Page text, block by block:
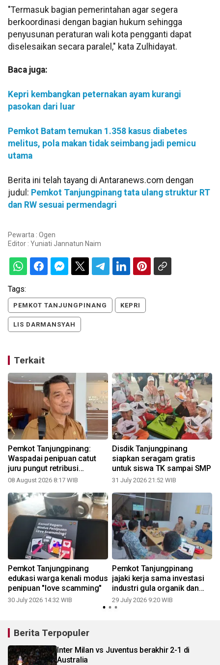
"Termasuk bagian pemerintahan agar segera
berkoordinasi dengan bagian hukum sehingga
penyusunan peraturan wali kota pengganti dapat
diselesaikan secara paralel," kata Zulhidayat.
Baca juga:
Kepri kembangkan peternakan ayam kurangi
pasokan dari luar
Pemkot Batam temukan 1.358 kasus diabetes
melitus, pola makan tidak seimbang jadi pemicu
utama
Berita ini telah tayang di Antaranews.com dengan
judul: Pemkot Tanjungpinang tata ulang struktur RT
dan RW sesuai permendagri
Pewarta : Ogen
Editor : Yuniati Jannatun Naim
Tags:
PEMKOT TANJUNGPINANG KEPRI
LIS DARMANSYAH
Terkait
Pemkot Tanjungpinang:
Waspadai penipuan catut
juru pungut retribusi
sampah
08 August 2026 8:17 WIB
Disdik Tanjungpinang
siapkan seragam gratis
untuk siswa TK sampai SMP
31 July 2026 21:52 WIB
Pemkot Tanjungpinang
edukasi warga kenali modus
penipuan "love scamming"
30 July 2026 14:32 WIB
Pemkot Tanjungpinang
jajaki kerja sama investasi
industri gula organik dan
VCO
29 July 2026 9:20 WIB
Berita Terpopuler
Inter Milan vs Juventus berakhir 2-1 di
Australia